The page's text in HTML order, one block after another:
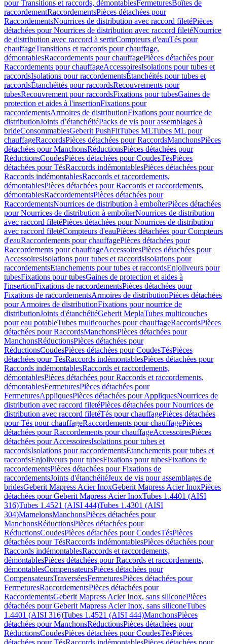
pour Transitions et raccords, démontablesFermeturesBoîtes de
raccordementRaccordementsPièces détachées pour
RaccordementsNourrices de distribution avec raccord filetéPièces
détachées pour Nourrices de distribution avec raccord filetéNourrice
de distribution avec raccord à sertirCompteurs d'eauTés pour
chauffageTransitions et raccords pour chauffage,
démontablesRaccordements pour chauffagePièces détachées pour
Raccordements pour chauffageAccessoiresIsolations pour tubes et
raccordsIsolations pour raccordementsÉtanchéités pour tubes et
raccordsÉtanchéités pour raccordsRecouvrements pour
tubesRecouvrement pour raccordsFixations pour tubesGaines de
protection et aides à l'insertionFixations pour
raccordementsArmoires de distributionFixations pour nourrice de
distributionJoints d’étanchéitéPacks de vis pour assemblages à
brideConsommablesGeberit PushFitTubes MLTubes ML pour
chauffageRaccordsPièces détachées pour RaccordsManchonsPièces
détachées pour ManchonsRéductionsPièces détachées pour
RéductionsCoudesPièces détachées pour CoudesTésPièces
détachées pour TésRaccords indémontablesPièces détachées pour
Raccords indémontablesRaccords et raccordements,
démontablesPièces détachées pour Raccords et raccordements,
démontablesRaccordementsPièces détachées pour
RaccordementsNourrices de distribution à emboîterPièces détachées
pour Nourrices de distribution à emboîterNourrices de distribution
avec raccord filetéPièces détachées pour Nourrices de distribution
avec raccord filetéCompteurs d'eauPièces détachées pour Compteurs
d'eauRaccordements pour chauffagePièces détachées pour
Raccordements pour chauffageAccessoiresPièces détachées pour
AccessoiresIsolations pour tubes et raccordsIsolations pour
raccordementsEtanchements pour tubes et raccordsEnjoliveurs pour
tubesFixations pour tubesGaines de protection et aides à
l'insertionFixations de raccordementsPièces détachées pour
Fixations de raccordementsArmoires de distributionPièces détachées
pour Armoires de distributionFixations pour nourrice de
distributionJoints d'étanchéitéGeberit MeplaTubes multicouches
pour eau potableTubes multicouches pour chauffageRaccordsPièces
détachées pour RaccordsManchonsPièces détachées pour
ManchonsRéductionsPièces détachées pour
RéductionsCoudesPièces détachées pour CoudesTésPièces
détachées pour TésRaccords indémontablesPièces détachées pour
Raccords indémontablesRaccords et raccordements,
démontablesPièces détachées pour Raccords et raccordements,
démontablesFermeturesPièces détachées pour
FermeturesAppliquesPièces détachées pour AppliquesNourrices de
distribution avec raccord filetéPièces détachées pour Nourrices de
distribution avec raccord filetéTés pour chauffagePièces détachées
pour Tés pour chauffageRaccordements pour chauffagePièces
détachées pour Raccordements pour chauffageAccessoiresPièces
détachées pour AccessoiresIsolations pour tubes et
raccordsIsolations pour raccordementsEtanchements pour tubes et
raccordsEnjoliveurs pour tubesFixations pour tubesFixations de
raccordementsPièces détachées pour Fixations de
raccordementsJoints d'étanchéitéJeux de vis pour assemblages de
bridesGeberit Mapress Acier InoxGeberit Mapress Acier InoxPièces
détachées pour Geberit Mapress Acier InoxTubes 1.4401 (AISI
316)Tubes 1.4521 (AISI 444)Tubes 1.4301 (AISI
304)MamelonsManchonsPièces détachées pour
ManchonsRéductionsPièces détachées pour
RéductionsCoudesPièces détachées pour CoudesTésPièces
détachées pour TésRaccords indémontablesPièces détachées pour
Raccords indémontablesRaccords et raccordements,
démontablesPièces détachées pour Raccords et raccordements,
démontablesCompensateursPièces détachées pour
CompensateursTraverséesFermeturesPièces détachées pour
FermeturesRaccordementsPièces détachées pour
RaccordementsGeberit Mapress Acier Inox, sans siliconePièces
détachées pour Geberit Mapress Acier Inox, sans siliconeTubes
1.4401 (AISI 316)Tubes 1.4521 (AISI 444)ManchonsPièces
détachées pour ManchonsRéductionsPièces détachées pour
RéductionsCoudesPièces détachées pour CoudesTésPièces
détachées pour TésRaccords indémontablesPièces détachées pour